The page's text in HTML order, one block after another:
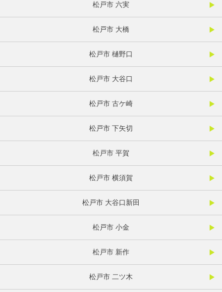
松戸市 六実
松戸市 大橋
松戸市 樋野口
松戸市 大谷口
松戸市 古ケ崎
松戸市 下矢切
松戸市 平賀
松戸市 横須賀
松戸市 大谷口新田
松戸市 小金
松戸市 新作
松戸市 二ツ木